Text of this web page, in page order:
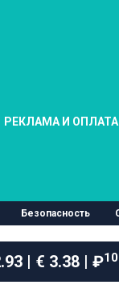
РЕКЛАМА И ОПЛАТА
Безопасность
| € 3.38 | ₽